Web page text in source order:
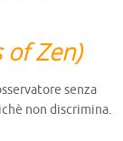
of Zen)
senza
non discrimina.